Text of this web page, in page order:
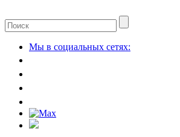
Мы в социальных сетях: